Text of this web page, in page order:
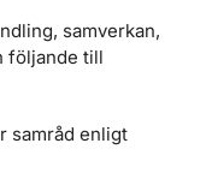
samverkan,
följande till
samråd enligt